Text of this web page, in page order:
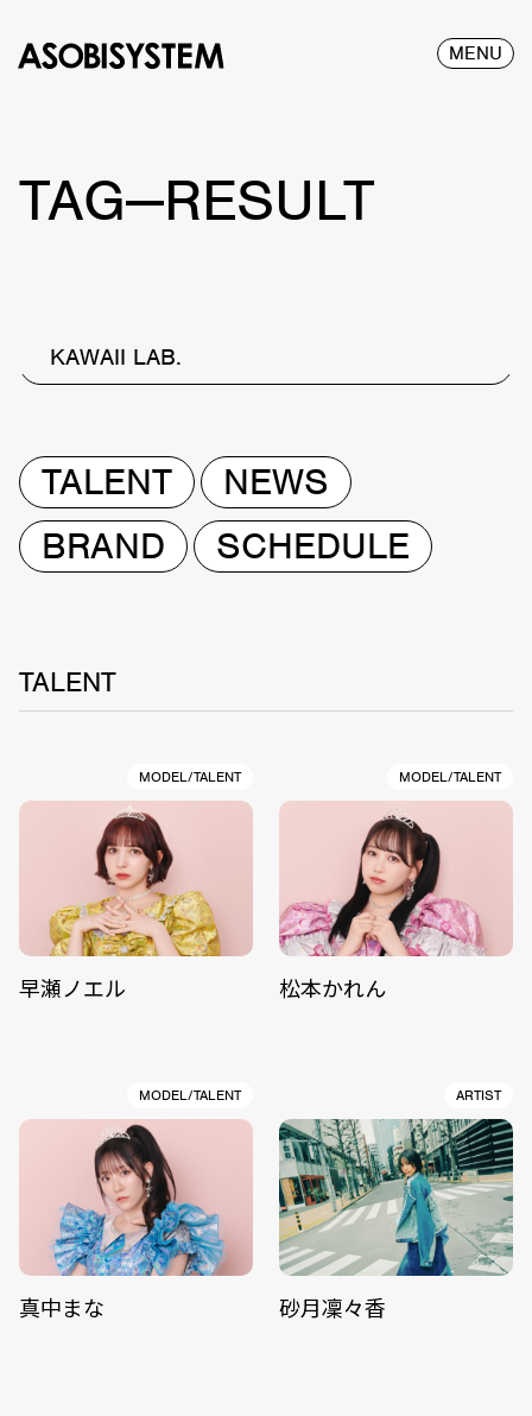
MENU
TAG—RESULT
KAWAII LAB.
TALENT
NEWS
BRAND
SCHEDULE
TALENT
MODEL/TALENT
早瀬ノエル
MODEL/TALENT
松本かれん
MODEL/TALENT
真中まな
ARTIST
砂月凜々香